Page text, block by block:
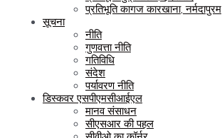
प्रतिभूति कागज कारखाना, नर्मदापुरम
सूचना
नीति
गुणवत्ता नीति
गतिविधि
संदेश
पर्यावरण नीति
डिस्कवर एसपीएमसीआईएल
मानव संसाधन
सीएसआर की पहल